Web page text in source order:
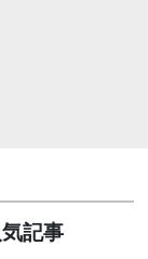
記事